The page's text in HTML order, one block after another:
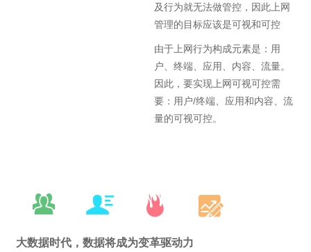
及行为就无法做管控，因此上网
管理的目标应该是可视和可控
由于上网行为构成元素是：用
户、终端、应用、内容、流量。
因此，要实现上网可视可控需
要：用户/终端、应用和内容、流
量的可视可控。
大数据时代，数据将成为变革驱动力